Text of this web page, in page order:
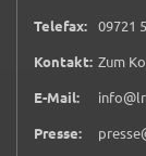
Telefax: 09721
Kontakt: Zum
E-Mail:
Presse: